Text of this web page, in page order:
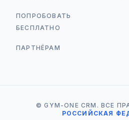
ПОПРОБОВАТЬ
БЕСПЛАТНО
ПАРТНЁРАМ
© GYM-ONE CRM. ВСЕ
РОССИЙСКАЯ